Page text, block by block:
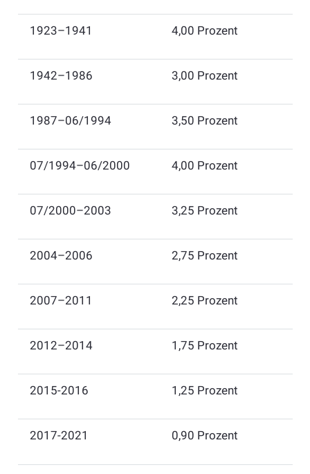
​1923–1941 ​4,00 Prozent
​1942–1986 ​3,00 Prozent
​1987–06/1994 ​3,50 Prozent
​07/1994–06/2000 ​4,00 Prozent
​07/2000–2003 ​3,25 Prozent
​2004–2006 ​2,75 Prozent
​2007–2011 ​2,25 Prozent
​2012–2014 ​1,75 Prozent
2015-2016 ​1,25 Prozent
​2017-2021 0,90 Prozent